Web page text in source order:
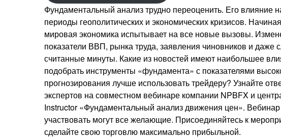
Фундаментальный анализ трудно переоценить. Его влияние
периоды геополитических и экономических кризисов.
мировая экономика испытывает на все новые вызовы.
показатели ВВП, рынка труда, заявления чиновников и даже
считанные минуты. Какие из новостей имеют наибольшее
подобрать инструменты «фундамента» с показателями
прогнозирования лучше использовать трейдеру? Узнайте
экспертов на совместном вебинаре компании NPBFX и
Instructor «Фундаментальный анализ движения цен».
участвовать могут все желающие. Присоединяйтесь к
сделайте свою торговлю максимально прибыльной.